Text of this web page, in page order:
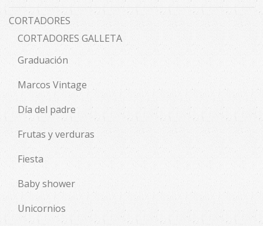
CORTADORES
CORTADORES GALLETA
Graduación
Marcos Vintage
Día del padre
Frutas y verduras
Fiesta
Baby shower
Unicornios